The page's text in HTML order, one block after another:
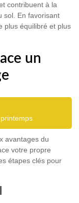
contribuent à la
sol. En favorisant
plus équilibré et plus
un
avantages du
votre propre
étapes clés pour